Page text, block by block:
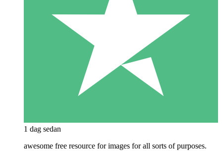
1 dag sedan
awesome free resource for images for all sorts of purposes.